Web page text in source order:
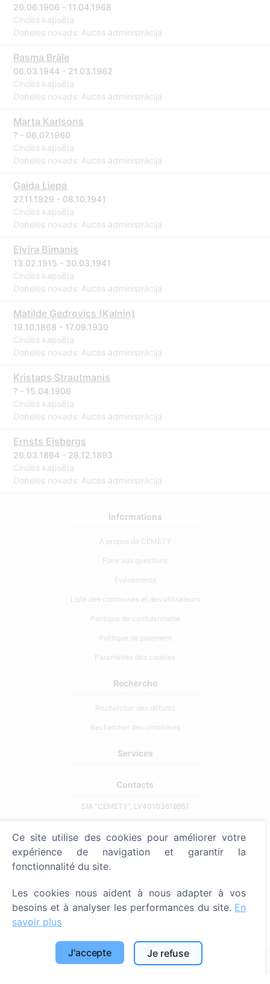
20.06.1906 - 11.04.1968
Ciroles kapsēta
Dobeles novads: Auces administrācija
Rasma Brāle
06.03.1944 - 21.03.1962
Ciroles kapsēta
Dobeles novads: Auces administrācija
Marta Karlsons
? - 06.07.1960
Ciroles kapsēta
Dobeles novads: Auces administrācija
Gaida Liepa
27.11.1929 - 08.10.1941
Ciroles kapsēta
Dobeles novads: Auces administrācija
Elvīra Bīmanis
13.02.1915 - 30.03.1941
Ciroles kapsēta
Dobeles novads: Auces administrācija
Matilde Ģedrovics (Kalniņ)
19.10.1868 - 17.09.1930
Ciroles kapsēta
Dobeles novads: Auces administrācija
Kristaps Strautmanis
? - 15.04.1906
Ciroles kapsēta
Dobeles novads: Auces administrācija
Ernsts Eisbergs
26.03.1864 - 28.12.1893
Ciroles kapsēta
Dobeles novads: Auces administrācija
Informations
À propos de CEMETY
Foire aux questions
Événements
Liste des communes et des utilisateurs
Politique de confidentialité
Politique de paiement
Paramètres des cookies
Recherche
Rechercher des défunts
Rechercher des cimetières
Services
Contacts
SIA "CEMETY", LV40103618951
info@cemety.lv
Nous intervenons dans tout le pays !
© 2013 - 2026 Cemety Tous droits réservés
Politique de confidentialité et conditions.
Ce site utilise des cookies pour améliorer votre
expérience de navigation et garantir la
fonctionnalité du site.
Les cookies nous aident à nous adapter à vos
besoins et à analyser les performances du site. En
savoir plus
J'accepte Je refuse